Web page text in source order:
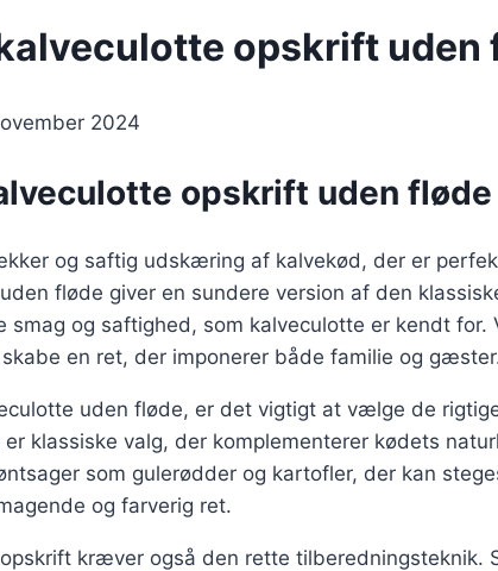
opskrift uden
2024
opskrift uden
og saftig udskæring af kalvekød, der er
fløde giver en sundere version af den
smag og saftighed, som kalveculotte er kendt for.
en ret, der imponerer både familie og
uden fløde, er det vigtigt at vælge de
klassiske valg, der komplementerer kødets
som gulerødder og kartofler, der kan
og farverig ret.
kræver også den rette tilberedningsteknik.